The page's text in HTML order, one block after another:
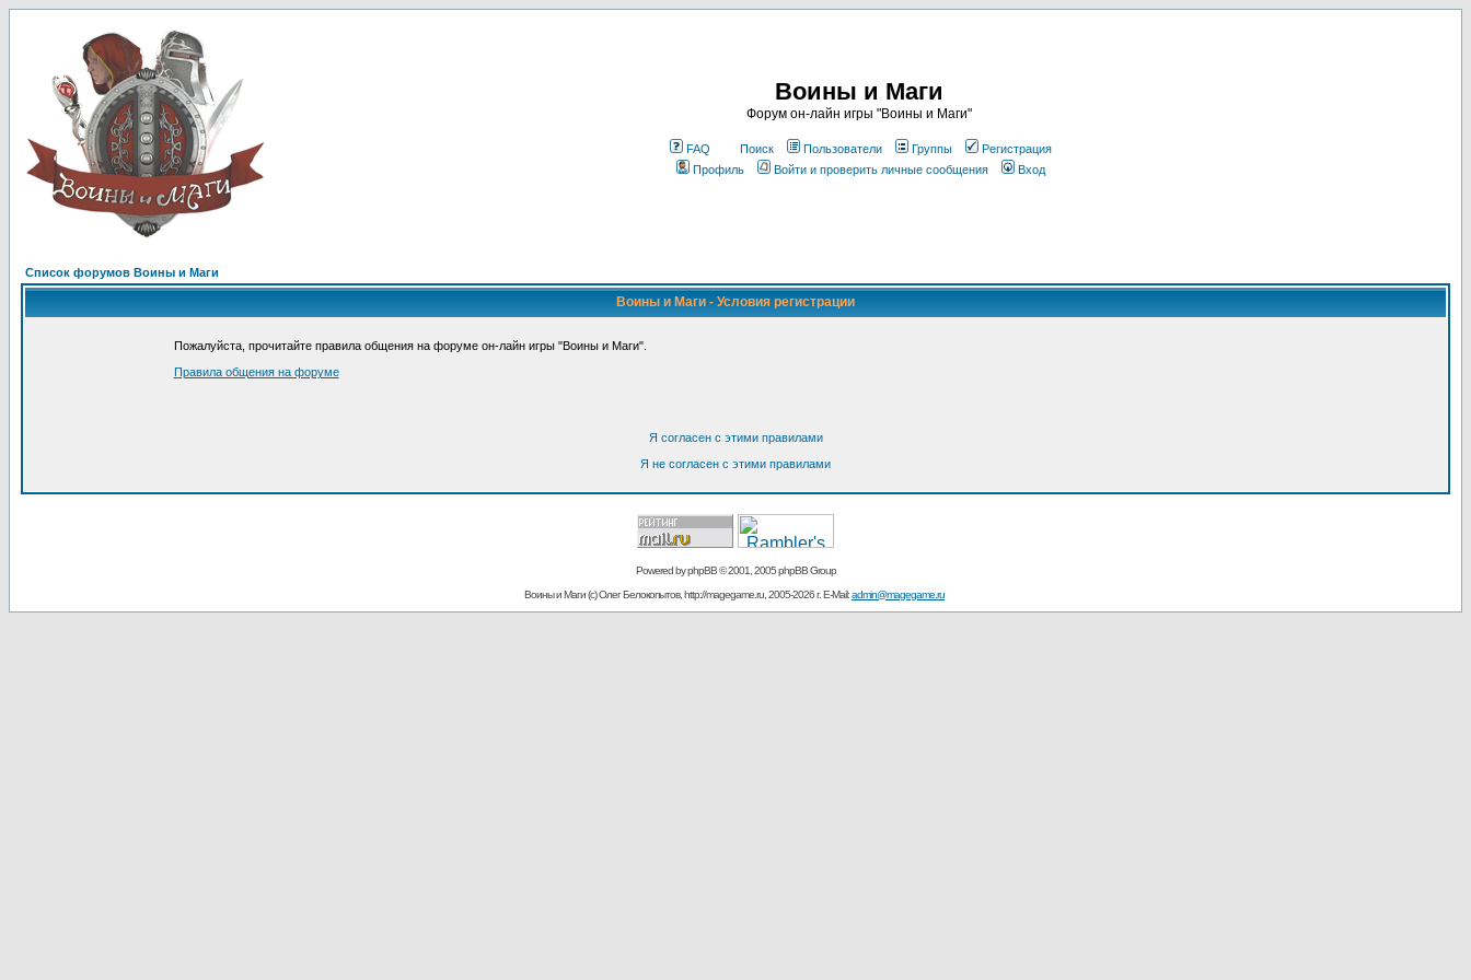
Воины и Маги
Форум он-лайн игры "Воины и Маги"
FAQ Поиск Пользователи Группы
Регистрация
Профиль
Войти и проверить личные сообщения Вход
Список форумов Воины и Маги
Воины и Маги - Условия регистрации
Пожалуйста, прочитайте правила общения на форуме он-лайн игры "Воины и Маги".
Правила общения на форуме
Я согласен с этими правилами
Я не согласен с этими правилами
Powered byphpBB© 2001, 2005 phpBB Group
Воины и Маги (c) Олег Белокопытов, http://magegame.ru, 2005-2026 г. E-Mail:admin@magegame.ru